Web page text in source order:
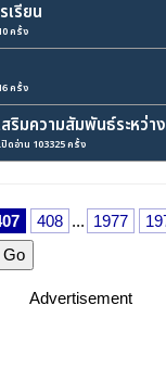
เรียน
ครั้ง
ครั้ง
ริมความสัมพันธ์ระหว่า
ดอ่าน 103325 ครั้ง
408 ... 1977
Advertisement